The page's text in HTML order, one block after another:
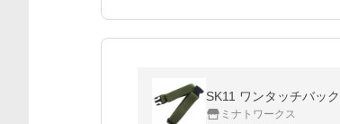
SK11 ワンタッチバッ
ミナトワークス